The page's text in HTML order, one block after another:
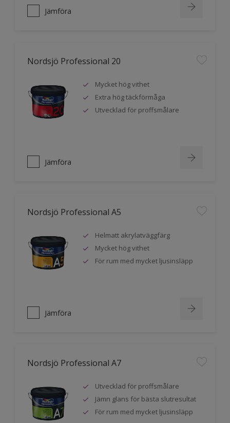
Jämföra
Nordsjö Professional 20
Mycket hög vithet
Extra hög täckförmåga
Utvecklad för proffsmålare
Jämföra
Nordsjö Professional A5
Helmatt akrylatväggfärg
Mycket hög vithet
För rum med mycket ljusinsläpp
Jämföra
Nordsjö Professional A7
Utvecklad för proffsmålare
Jämn glans för bästa slutresultat
För rum med mycket ljusinsläpp